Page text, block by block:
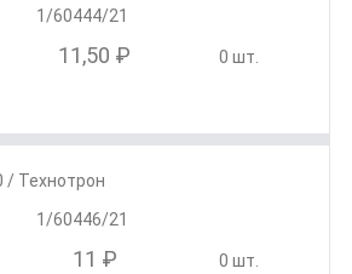
1/60444/21
11,50 ₽ 0 шт.
/ Технотрон
1/60446/21
11 ₽ 0 шт.